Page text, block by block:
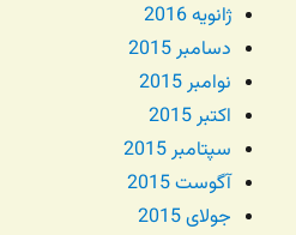
ژانویه 2016
دسامبر 2015
نوامبر 2015
اکتبر 2015
سپتامبر 2015
آگوست 2015
جولای 2015